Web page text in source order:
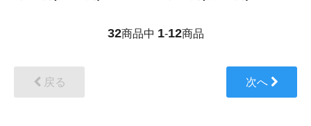
32商品中 1-12商品
戻る 次へ